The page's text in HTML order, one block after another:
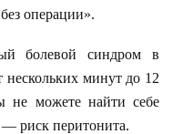
операции».
болевой синдром в
нескольких минут до 12
не можете найти себе
— риск перитонита.